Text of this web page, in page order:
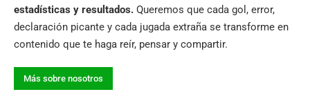
estadísticas y resultados. Queremos que cada gol, error,
declaración picante y cada jugada extraña se transforme en
contenido que te haga reír, pensar y compartir.
Más sobre nosotros